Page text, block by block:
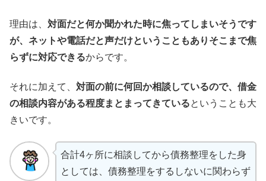
理由は、 対面だと何か聞かれた時に焦ってしまいそうです
が、ネットや電話だと声だけということもありそこまで焦
らずに対応できるからです。
それに加えて、 対面の前に何回か相談しているので、借金
の相談内容がある程度まとまってきているということも大
きいです。
合計4ヶ所に相談してから債務整理をした身
としては、債務整理をするしないに関わらず